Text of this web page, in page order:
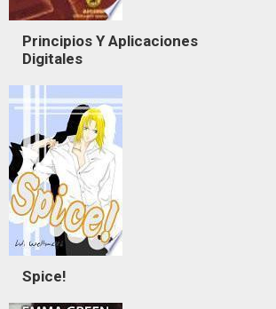
Principios Y Aplicaciones
Digitales
Spice!